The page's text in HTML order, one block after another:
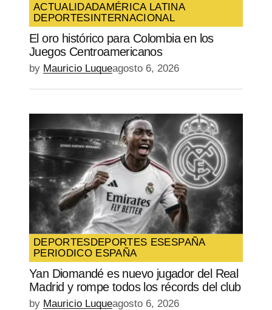
SUBMIT COMMENT
ACTUALIDADAMÉRICA LATINA
DEPORTESINTERNACIONAL
El oro histórico para Colombia en los
Juegos Centroamericanos
by Mauricio Luqueagosto 6, 2026
DEPORTESDEPORTES ESESPAÑA
PERIODICO ESPAÑA
Yan Diomandé es nuevo jugador del Real
Madrid y rompe todos los récords del club
by Mauricio Luqueagosto 6, 2026